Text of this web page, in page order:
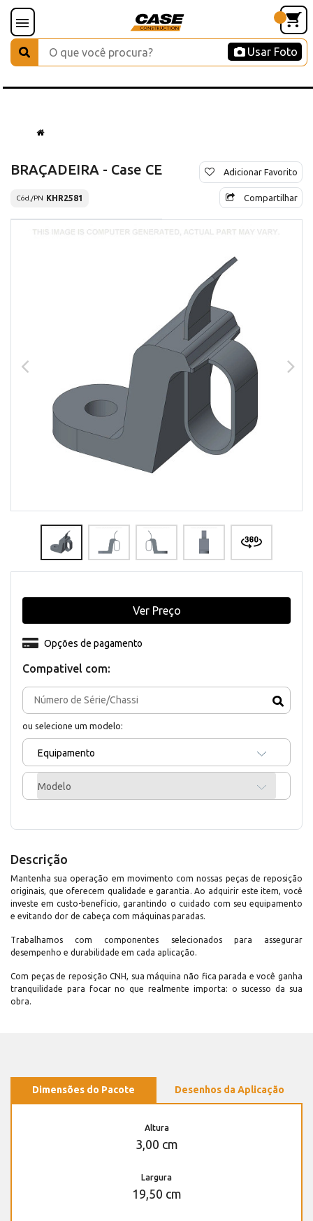
Usar Foto
BRAÇADEIRA - Case CE
Cód./PN KHR2581
Adicionar Favorito
Compartilhar
Compativel com:
ou selecione um modelo:
Equipamento
Modelo
Opções de pagamento
Ver Preço
Descrição
Mantenha sua operação em movimento com nossas peças de reposição
originais, que oferecem qualidade e garantia. Ao adquirir este item, você
investe em custo-benefício, garantindo o cuidado com seu equipamento
e evitando dor de cabeça com máquinas paradas.
Trabalhamos com componentes selecionados para assegurar
desempenho e durabilidade em cada aplicação.
Com peças de reposição CNH, sua máquina não fica parada e você ganha
tranquilidade para focar no que realmente importa: o sucesso da sua
obra.
Dimensões do Pacote Desenhos da Aplicação
Altura
3,00 cm
Largura
19,50 cm